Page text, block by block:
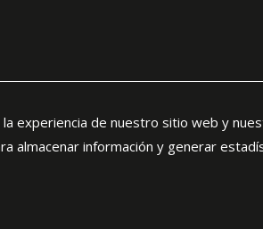
experiencia de nuestro sitio web y
almacenar información y generar